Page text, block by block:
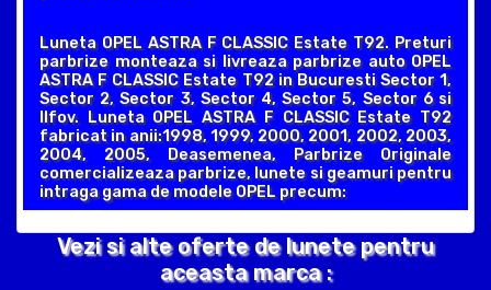
Luneta OPEL ASTRA F CLASSIC Estate T92. Preturi
parbrize monteaza si livreaza parbrize auto OPEL
ASTRA F CLASSIC Estate T92 in Bucuresti Sector 1,
Sector 2, Sector 3, Sector 4, Sector 5, Sector 6 si
Ilfov. Luneta OPEL ASTRA F CLASSIC Estate T92
fabricat in anii:1998, 1999, 2000, 2001, 2002, 2003,
2004, 2005, Deasemenea, Parbrize Originale
comercializeaza parbrize, lunete si geamuri pentru
intraga gama de modele OPEL precum:
Vezi si alte oferte de lunete pentru
aceasta marca :